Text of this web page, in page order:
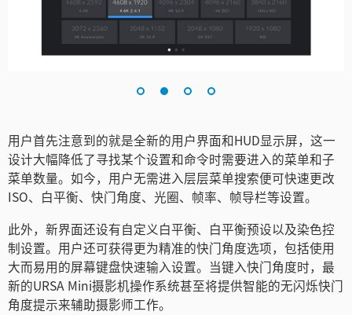
Singapore
South Africa
中华台北
Turkey
UAE
Ukraine
United Kingdom
用户首先注意到的就是全新的用户界面和HUD显示屏，这一
设计大幅降低了寻找某个设置和命令时需要进入的菜单和子
菜单数量。如今，用户无需进入层层菜单搜索便可快速更改
ISO、白平衡、快门角度、光圈、帧率、帧导栏等设置。
此外，新界面还设有自定义白平衡、白平衡预设以及染色控
制设置。用户还可获得更为精准的快门角度选项，包括使用
大而易用的屏幕键盘快速输入设置。当键入快门角度时，最
新的URSA Mini摄影机操作系统甚至将提供智能的无闪烁快门
角度提示来辅助摄影师工作。